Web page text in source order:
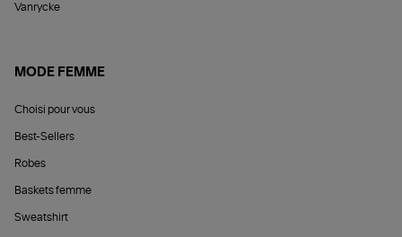
Vanrycke
MODE FEMME
Choisi pour vous
Best-Sellers
Robes
Baskets femme
Sweatshirt